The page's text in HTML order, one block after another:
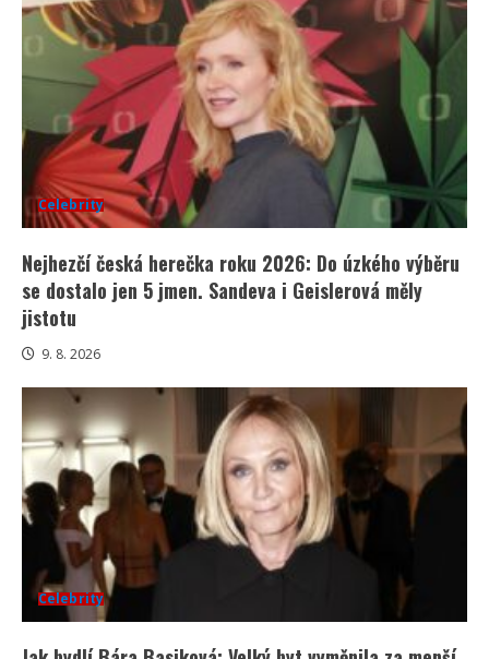
Celebrity
Nejhezčí česká herečka roku 2026: Do úzkého výběru
se dostalo jen 5 jmen. Sandeva i Geislerová měly
jistotu
9. 8. 2026
Celebrity